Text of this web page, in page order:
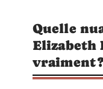
Quelle
Elizabeth
vraiment